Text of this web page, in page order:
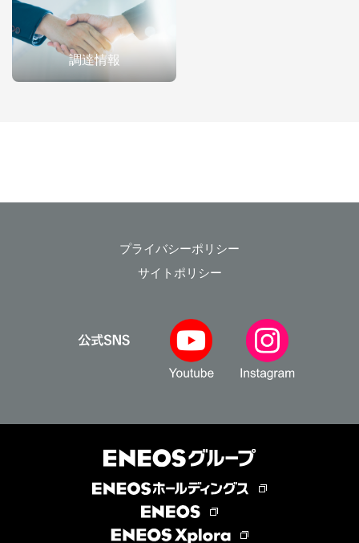
調達情報
プライバシーポリシー
サイトポリシー